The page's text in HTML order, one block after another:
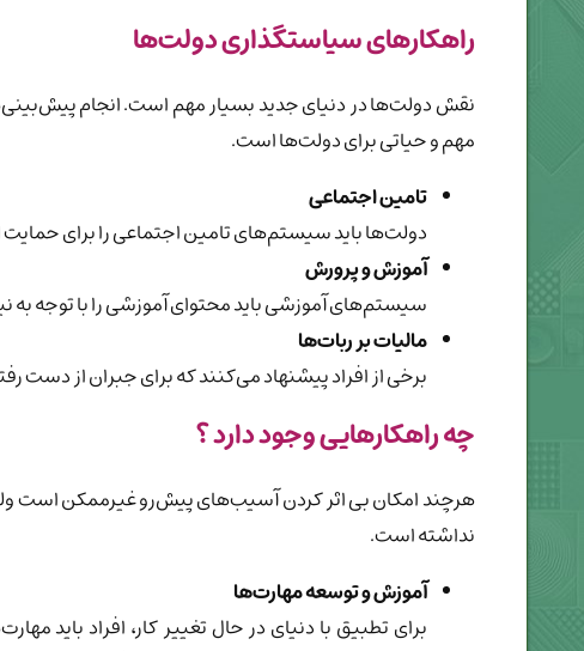
راهکارهای سیاستگذاری دولت‌ها
نقش دولت‌ها در دنیای جدید بسیار مهم است. انجام
مهم و حیاتی برای دولت‌ها است.
تامین اجتماعی
دولت‌ها باید سیستم‌های تامین اجتماعی را برای حمایت
آموزش و پرورش
سیستم‌های آموزشی باید محتوای آموزشی را با توجه
مالیات بر ربات‌ها
برخی از افراد پیشنهاد می‌کنند که برای جبران از دست
چه راهکارهایی وجود دارد ؟
هرچند امکان بی اثر کردن آسیب‌های پیش‌رو غیرممکن است
نداشته است.
آموزش و توسعه مهارت‌ها
برای تطبیق با دنیای در حال تغییر کار، افراد باید